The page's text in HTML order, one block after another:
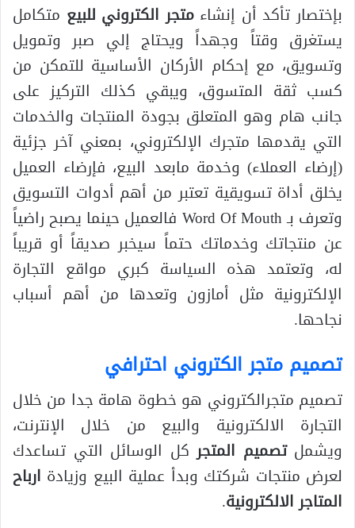
بإختصار تأكد أن إنشاءمتجر الكتروني للبيع متكامل
يستغرق وقتاً وجهداً ويحتاج إلي صبر وتمويل
وتسويق، مع إحكام الأركان الأساسية للتمكن من
كسب ثقة المتسوق، ويبقي كذلك التركيز على
جانب هام وهو المتعلق بجودة المنتجات والخدمات
التي يقدمها متجرك الإلكتروني، بمعني آخر جزئية
(إرضاء العملاء) وخدمة مابعد البيع، فإرضاء العميل
يخلق أداة تسويقية تعتبر من أهم أدوات التسويق
وتعرف بـ Word Of Mouth فالعميل حينما يصبح راضياً
عن منتجاتك وخدماتك حتماً سيخبر صديقاً أو قريباً
له، وتعتمد هذه السياسة كبري مواقع التجارة
الإلكترونية مثل أمازون وتعدها من أهم أسباب
نجاحها.
تصميم متجر الكتروني احترافي
تصميم متجرالكتروني هو خطوة هامة جدا من خلال
التجارة الالكترونية والبيع من خلال الإنترنت،
ويشملتصميم المتجركل الوسائل التي تساعدك
لعرض منتجات شركتك وبدأ عملية البيع وزيادة ارباح
المتاجر الالكترونية.